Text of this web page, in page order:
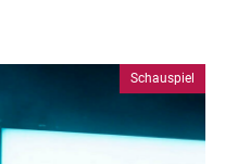
Schauspiel